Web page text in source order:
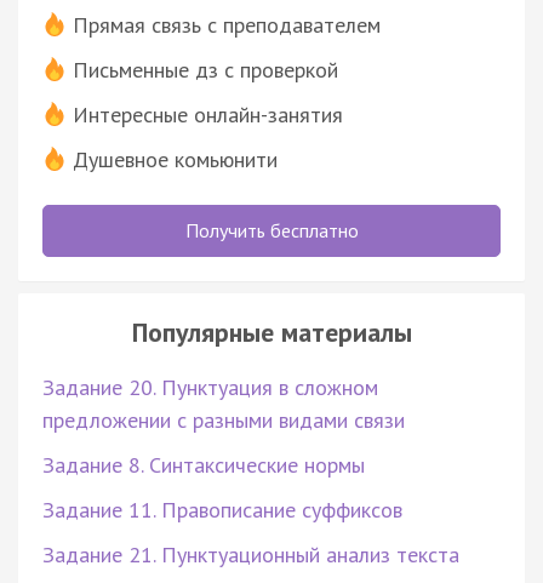
Прямая связь с преподавателем
Письменные дз с проверкой
Интересные онлайн-занятия
Душевное комьюнити
Получить бесплатно
Популярные материалы
Задание 20. Пунктуация в сложном
предложении с разными видами связи
Задание 8. Синтаксические нормы
Задание 11. Правописание суффиксов
Задание 21. Пунктуационный анализ текста